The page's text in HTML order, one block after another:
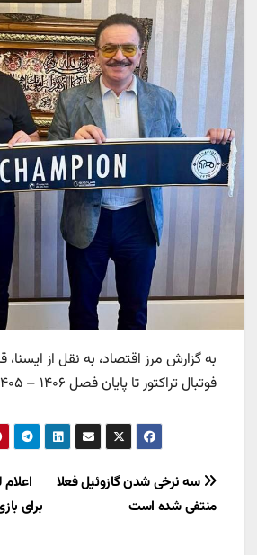
به گزارش مرز اقتصاد، به نقل از ایسنا،
فوتبال تراکتور تا پایان فصل ۱۴۰۶ – ۱۴۰۵ تمدید شد.
راهبری
نوشته
برای
سه نرخی شدن گازوئیل فعلا
منتفی شده است